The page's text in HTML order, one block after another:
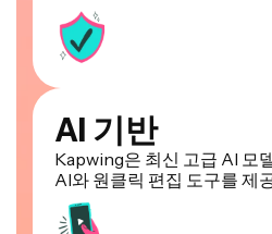
AI 기반
Kapwing은 최신 고급 AI 모
AI와 원클릭 편집 도구를 제